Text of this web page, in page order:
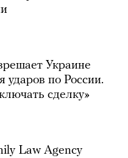
Украине
ударов по России.
сделку»
Law Agency